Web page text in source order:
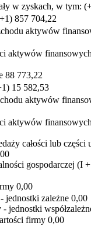
w zyskach, w tym:
857 704,22
aktywów
aktywów
88 773,22
15 582,53
aktywów
aktywów
całości lub części
gospodarczej (I
0,00
jednostki zależne 0,00
jednostki
firmy 0,00